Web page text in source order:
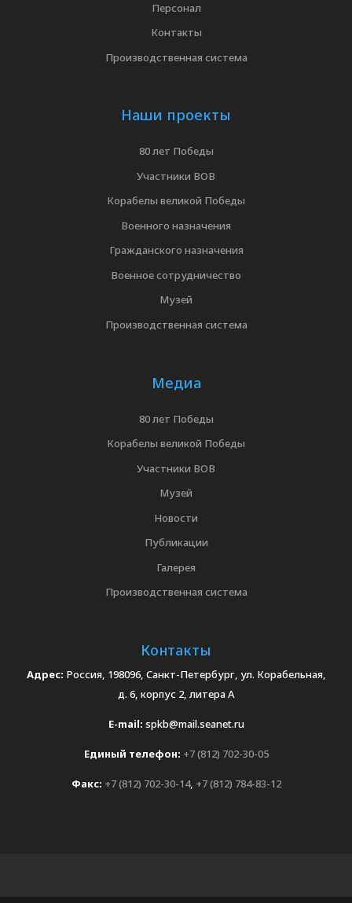
Персонал
Контакты
Производственная система
Наши проекты
80 лет Победы
Участники ВОВ
Корабелы великой Победы
Военного назначения
Гражданского назначения
Военное сотрудничество
Музей
Производственная система
Медиа
80 лет Победы
Корабелы великой Победы
Участники ВОВ
Музей
Новости
Публикации
Галерея
Производственная система
Контакты
Адрес: Россия, 198096, Санкт-Петербург, ул. Корабельная,
д. 6, корпус 2, литера А
E-mail: spkb@mail.seanet.ru
Единый телефон: +7 (812) 702-30-05
Факс: +7 (812) 702-30-14, +7 (812) 784-83-12